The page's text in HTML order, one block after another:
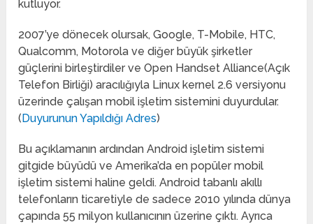
kutluyor.
2007’ye dönecek olursak, Google, T-Mobile, HTC,
Qualcomm, Motorola ve diğer büyük şirketler
güçlerini birleştirdiler ve Open Handset Alliance(Açık
Telefon Birliği) aracılığıyla Linux kernel 2.6 versiyonu
üzerinde çalışan mobil işletim sistemini duyurdular.
( Duyurunun Yapıldığı Adres)
Bu açıklamanın ardından Android işletim sistemi
gitgide büyüdü ve Amerika’da en popüler mobil
işletim sistemi haline geldi. Android tabanlı akıllı
telefonların ticaretiyle de sadece 2010 yılında dünya
çapında 55 milyon kullanıcının üzerine çıktı. Ayrıca